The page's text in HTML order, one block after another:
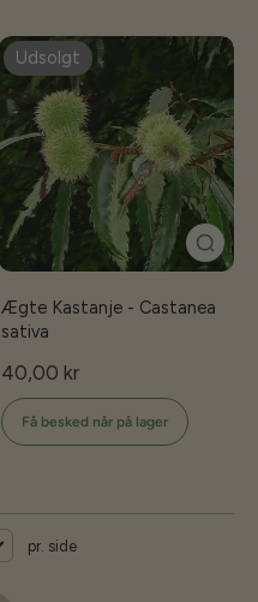
Udsolgt
Ægte Kastanje - Castanea
sativa
40,00 kr
Få besked når på lager
pr. side